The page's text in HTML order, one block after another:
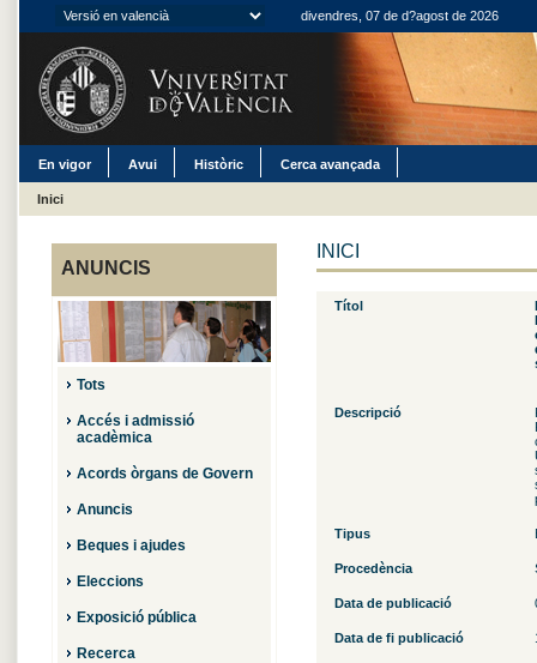
divendres, 07 de d?agost de 2026
En vigor Avui Històric Cerca avançada
Inici
ANUNCIS
Tots
Accés i admissió
acadèmica
Acords òrgans de Govern
Anuncis
Beques i ajudes
Eleccions
Exposició pública
Recerca
INICI
Títol
Descripció
Tipus
Procedència
Data de publicació
Data de fi publicació